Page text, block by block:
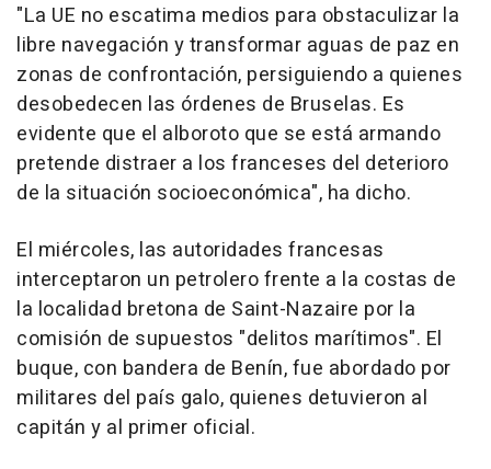
"La UE no escatima medios para obstaculizar la
libre navegación y transformar aguas de paz en
zonas de confrontación, persiguiendo a quienes
desobedecen las órdenes de Bruselas. Es
evidente que el alboroto que se está armando
pretende distraer a los franceses del deterioro
de la situación socioeconómica", ha dicho.
El miércoles, las autoridades francesas
interceptaron un petrolero frente a la costas de
la localidad bretona de Saint-Nazaire por la
comisión de supuestos "delitos marítimos". El
buque, con bandera de Benín, fue abordado por
militares del país galo, quienes detuvieron al
capitán y al primer oficial.